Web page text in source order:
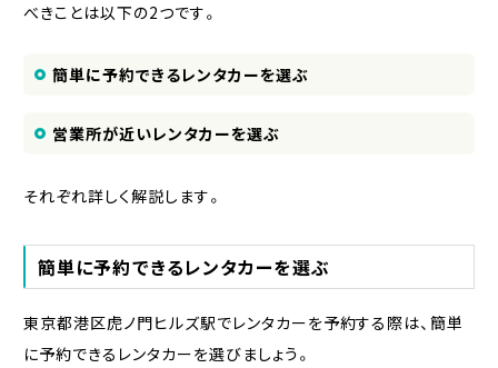
べきことは以下の2つです。
簡単に予約できるレンタカーを選ぶ
営業所が近いレンタカーを選ぶ
それぞれ詳しく解説します。
簡単に予約できるレンタカーを選ぶ
東京都港区虎ノ門ヒルズ駅でレンタカーを予約する際は、簡単
に予約できるレンタカーを選びましょう。